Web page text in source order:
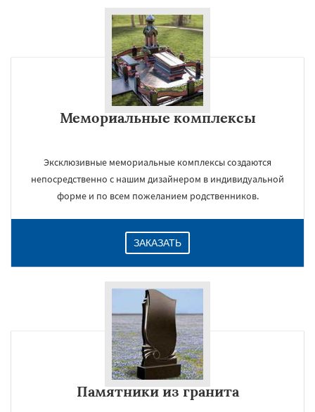
Мемориальные комплексы
Эксклюзивные мемориальные комплексы создаются
непосредственно с нашим дизайнером в индивидуальной
форме и по всем пожеланием родственников.
ЗАКАЗАТЬ
Памятники из гранита